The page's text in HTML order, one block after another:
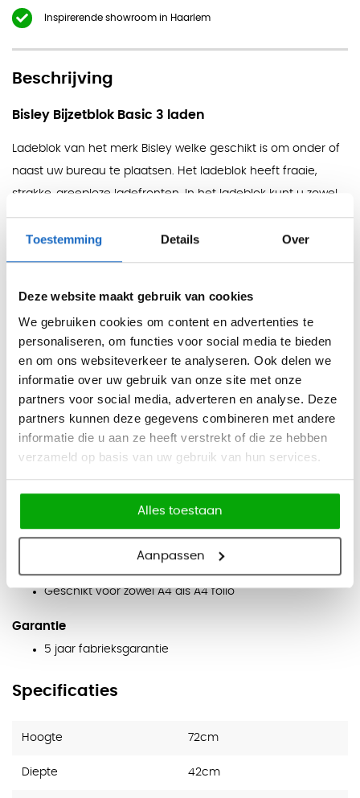
Toestemming Details Over
Deze website maakt gebruik van cookies
We gebruiken cookies om content en advertenties te
personaliseren, om functies voor social media te bieden
en om ons websiteverkeer te analyseren. Ook delen we
informatie over uw gebruik van onze site met onze
partners voor social media, adverteren en analyse. Deze
partners kunnen deze gegevens combineren met andere
informatie die u aan ze heeft verstrekt of die ze hebben
verzameld op basis van uw gebruik van hun services.
Alles toestaan
Aanpassen
Inspirerende showroom in Haarlem
Beschrijving
Bisley Bijzetblok Basic 3 laden
Ladeblok van het merk Bisley welke geschikt is om onder of
naast uw bureau te plaatsen. Het ladeblok heeft fraaie,
strakke, greeploze ladefronten. In het ladeblok kunt u zowel
kantoormateriaal opbergen als hangmappen. De laden
lopen soepel en vooral stil, dankzij de telescooprails op
rolbegeleiding. De laden zijn centraal afsluitbaar met een
Hoogte: 72 cm
Breedte: 42 cm
Diepte: 57 cm
Eigenschappen
2 materiaalladen & 1 hangmappenlade
Centraal afsluitbaar met slot
Greeploze ladefronten
Geschikt voor zowel A4 als A4 folio
Garantie
5 jaar fabrieksgarantie
Specificaties
Hoogte 72cm
Diepte 42cm